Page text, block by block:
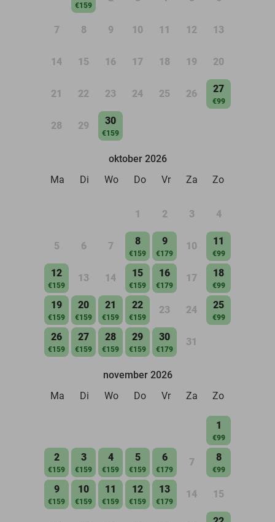
€159
7 8 9 10 11 12 13
14 15 16 17 18 19 20
21 22 23 24 25 26 27
€99
28 29 30
€159
oktober 2026
Ma
Di Wo Do Vr Za Zo
1 2 3 4
5 6 7 8
€159
9
€179
10 11
€99
12
€159
13 14 15
€159
16
€179
17 18
€99
19
€159
20
€159
21
€159
22
€159
23 24 25
€99
26
€159
27
€159
28
€159
29
€159
30
€179
31
november 2026
Ma
Di Wo Do Vr Za Zo
1
€99
2
€159
3
€159
4
€159
5
€159
6
€179
7 8
€99
9
€159
10
€159
11
€159
12
€159
13
€179
14 15